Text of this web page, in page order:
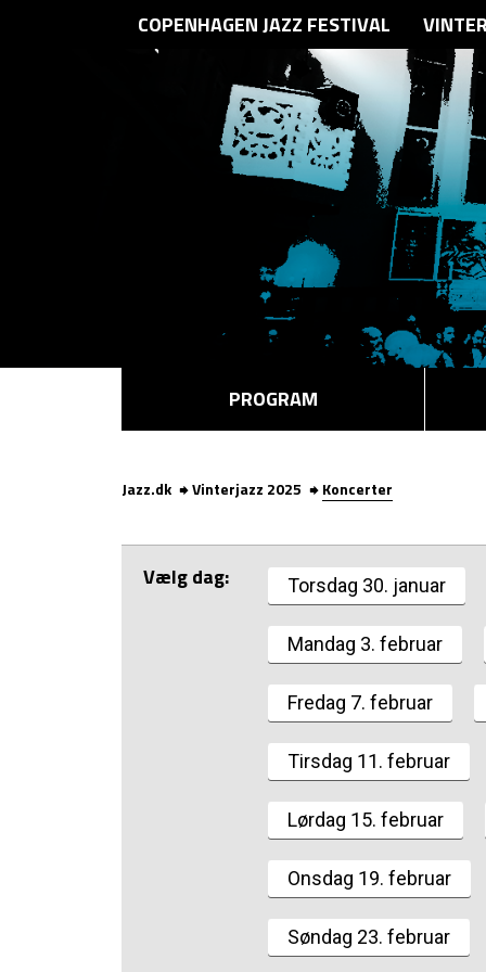
COPENHAGEN JAZZ FESTIVAL
PROGRAM
Jazz.dk Vinterjazz 2025 Koncerter
Vælg dag: Torsdag 30. januar
Mandag 3. februar
Fredag 7. februar
Tirsdag 11. februar
Lørdag 15. februar
Onsdag 19. februar
Søndag 23. februar